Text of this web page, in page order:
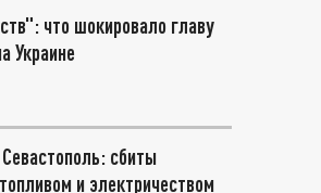
что шокировало главу
Украине
сбиты
и электричеством